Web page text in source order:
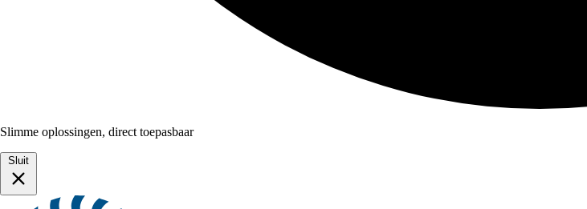
Slimme oplossingen, direct toepasbaar
Sluit